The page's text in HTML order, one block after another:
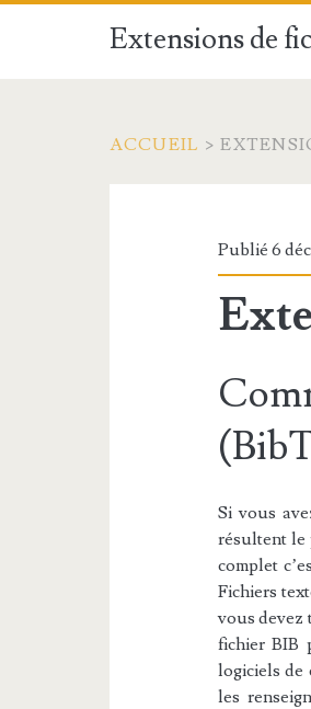
Extensions de
ACCUEIL >
Publié 6
Si vous
résultent le
complet
Fichiers
vous devez
fichier BIB
logiciels de
les